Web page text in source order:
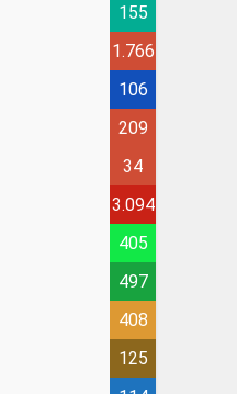
155
1.766
106
209
34
3.094
405
497
408
125